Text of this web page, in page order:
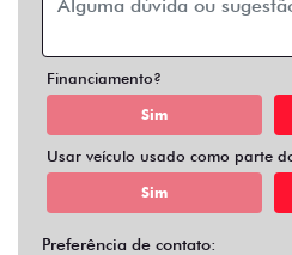
Financiamento?
Sim
Usar veículo usado como parte
Sim
Preferência de contato: